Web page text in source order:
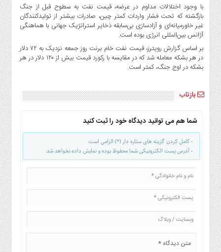
با وجود اختلالات مداوم در عرضه، قیمت نفت به سطوح قبل از جنگ
بازگشته که تحت فشار واردات کمتر چین، صادرات بیشتر از تولیدکنندگان
غیر خاورمیانه‌ای و آزادسازی بی‌سابقه ذخایر استراتژیک جهانی با هماهنگی
آژانس بین‌المللی انرژی بوده است.
بر اساس گزارش رویترز، قیمت نفت خام برنت روز جمعه نزدیک به ۷۲ دلار
در هر بشکه معامله شد که در مقایسه با رکورد قیمت بیش از ۱۲۰ دلار در هر
بشکه در اوج جنگ، کمتر است.
بازتاب
شما هم می توانید دیدگاه خود را ثبت کنید
- کامل کردن گزینه های ستاره دار (*) الزامی است
- آدرس پست الکترونیکی شما محفوظ بوده و نمایش داده نخواهد شد